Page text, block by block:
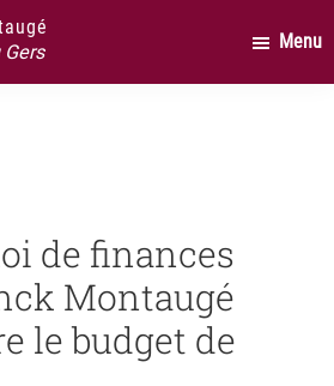
Menu
de finances
Montaugé
le budget de